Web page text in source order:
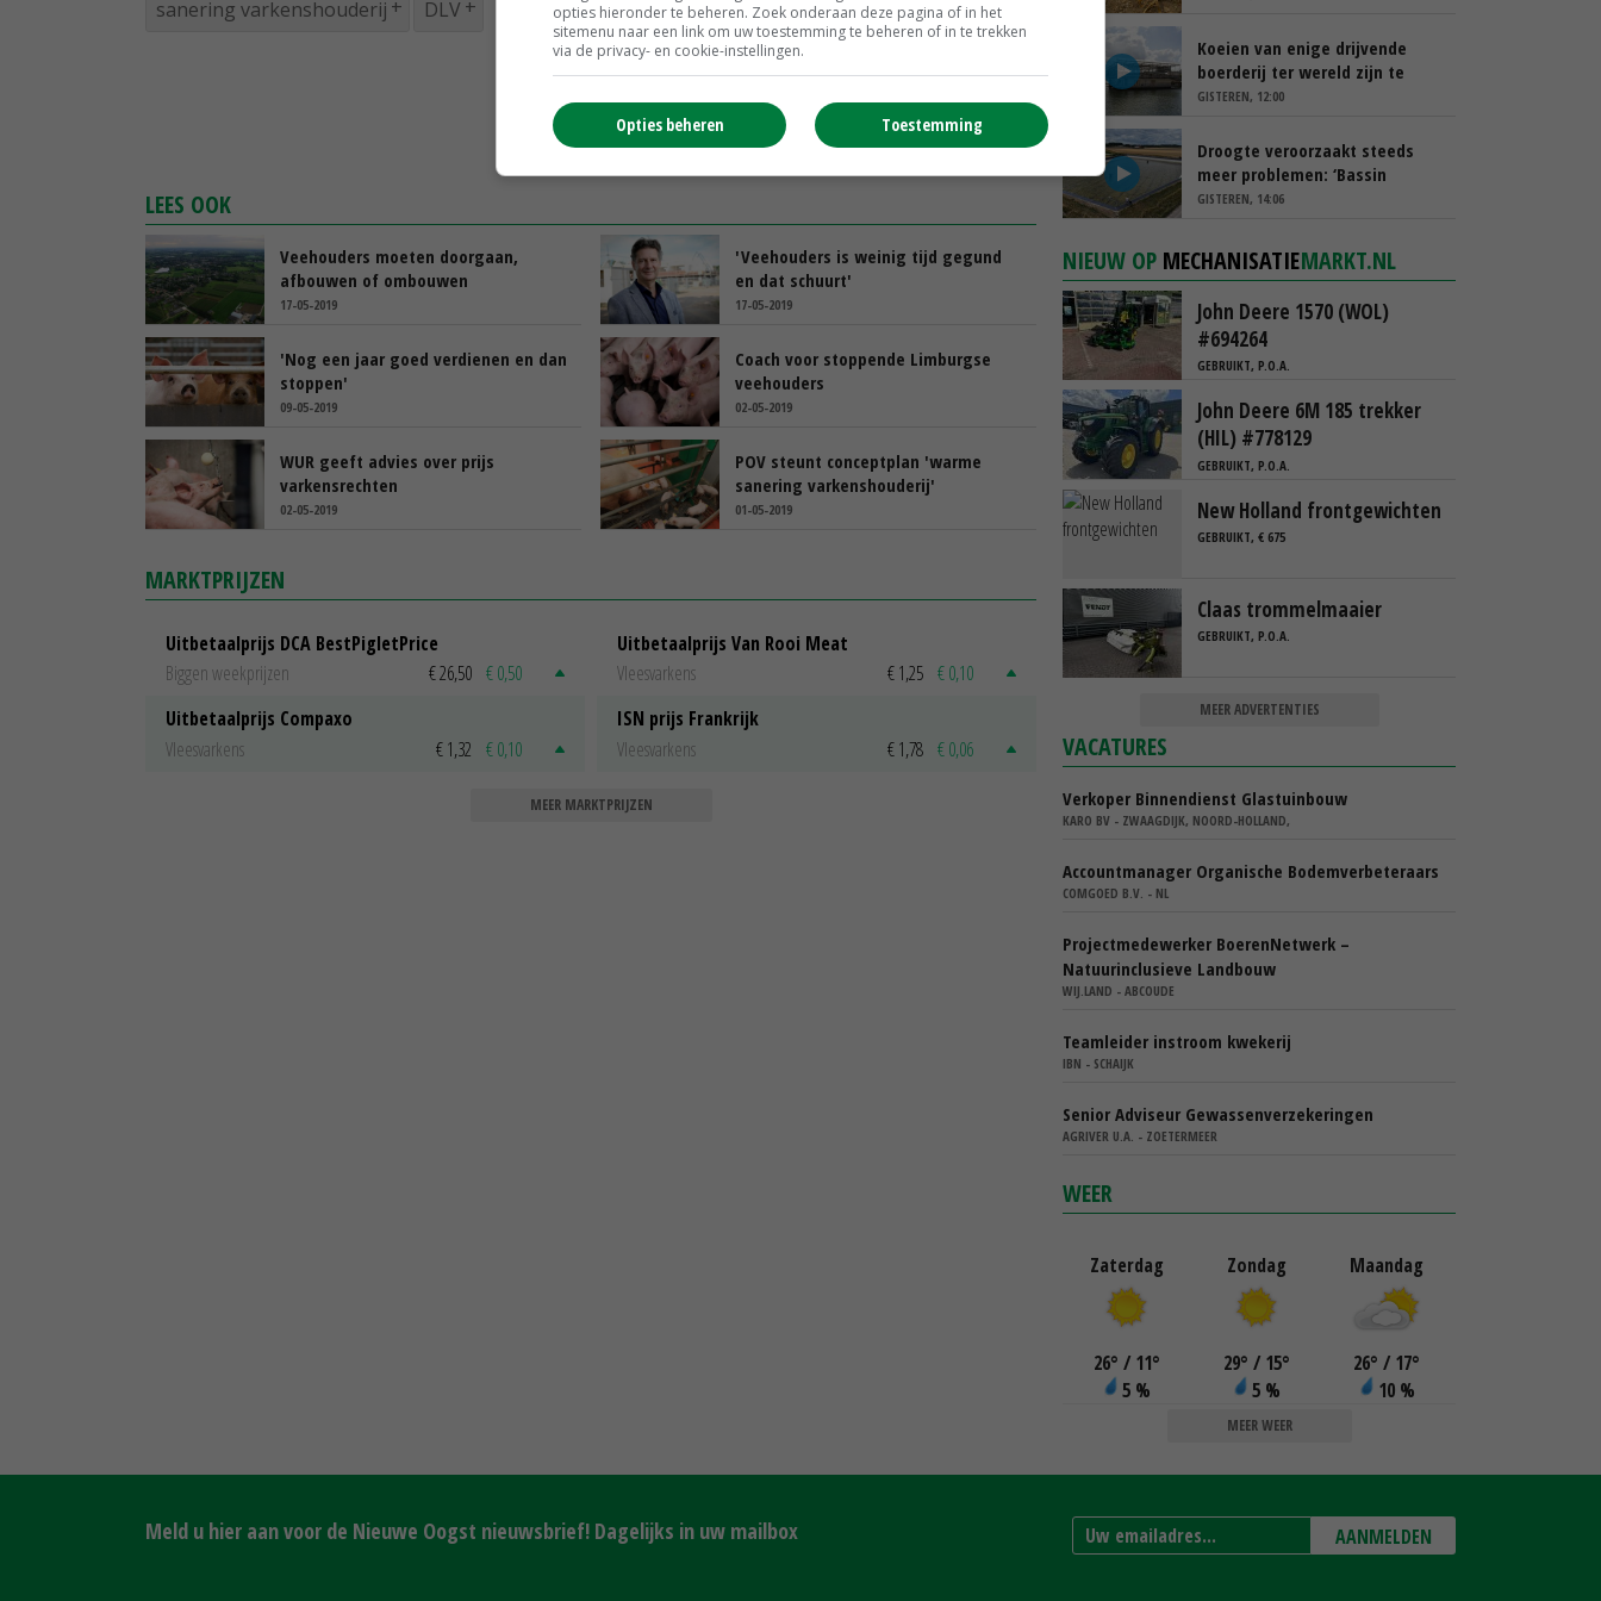
sanering varkenshouderij DLV
LEES OOK
Veehouders moeten doorgaan,
afbouwen of ombouwen
17-05-2019
'Veehouders is weinig tijd gegund
en dat schuurt'
17-05-2019
'Nog een jaar goed verdienen en dan
stoppen'
09-05-2019
Coach voor stoppende Limburgse
veehouders
02-05-2019
WUR geeft advies over prijs
varkensrechten
02-05-2019
POV steunt conceptplan 'warme
sanering varkenshouderij'
01-05-2019
MARKTPRIJZEN
Uitbetaalprijs DCA BestPigletPrice
Biggen weekprijzen
€ 26,50 € 0,50
Uitbetaalprijs Compaxo
Vleesvarkens
€ 1,32 € 0,10
Uitbetaalprijs Van Rooi Meat
Vleesvarkens
€ 1,25 € 0,10
ISN prijs Frankrijk
Vleesvarkens
€ 1,78 € 0,06
MEER MARKTPRIJZEN
Koeien van enige drijvende
boerderij ter wereld zijn te
koop
GISTEREN, 12:00
Droogte veroorzaakt steeds
meer problemen: ‘Bassin
afgelopen week al leeg’
GISTEREN, 14:06
NIEUW OP MECHANISATIEMARKT.NL
John Deere 1570 (WOL)
#694264
GEBRUIKT, P.O.A.
John Deere 6M 185 trekker
(HIL) #778129
GEBRUIKT, P.O.A.
New Holland frontgewichten
GEBRUIKT, € 675
Claas trommelmaaier
GEBRUIKT, P.O.A.
MEER ADVERTENTIES
VACATURES
Verkoper Binnendienst Glastuinbouw
KARO BV - ZWAAGDIJK, NOORD-HOLLAND,
Accountmanager Organische Bodemverbeteraars
COMGOED B.V. - NL
Projectmedewerker BoerenNetwerk –
Natuurinclusieve Landbouw
WIJ.LAND - ABCOUDE
Teamleider instroom kwekerij
IBN - SCHAIJK
Senior Adviseur Gewassenverzekeringen
AGRIVER U.A. - ZOETERMEER
WEER
Zaterdag
26° / 11°
5 %
Zondag
29° / 15°
5 %
Maandag
26° / 17°
10 %
MEER WEER
Meld u hier aan voor de Nieuwe Oogst nieuwsbrief! Dagelijks in uw mailbox AANMELDEN
opties hieronder te beheren. Zoek onderaan deze pagina of in het
sitemenu naar een link om uw toestemming te beheren of in te trekken
via de privacy- en cookie-instellingen.
Toestemming
Opties beheren